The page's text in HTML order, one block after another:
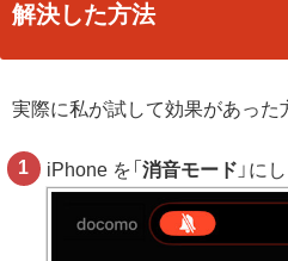
解決した方法
実際に私が試して効果があった
iPhone を「消音モード 」に